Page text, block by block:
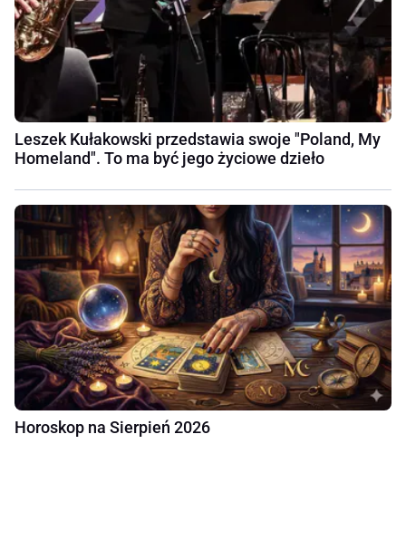
Leszek Kułakowski przedstawia swoje "Poland, My
Homeland". To ma być jego życiowe dzieło
Horoskop na Sierpień 2026